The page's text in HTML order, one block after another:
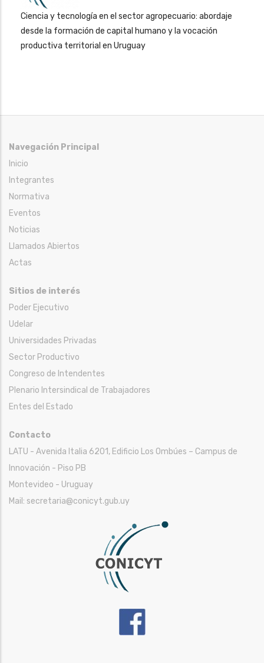
Ciencia y tecnología en el sector agropecuario: abordaje
desde la formación de capital humano y la vocación
productiva territorial en Uruguay
Navegación Principal
Inicio
Integrantes
Normativa
Eventos
Noticias
Llamados Abiertos
Actas
Sitios de interés
Poder Ejecutivo
Udelar
Universidades Privadas
Sector Productivo
Congreso de Intendentes
Plenario Intersindical de Trabajadores
Entes del Estado
Contacto
LATU - Avenida Italia 6201, Edificio Los Ombúes – Campus de
Innovación - Piso PB
Montevideo - Uruguay
Mail: secretaria@conicyt.gub.uy